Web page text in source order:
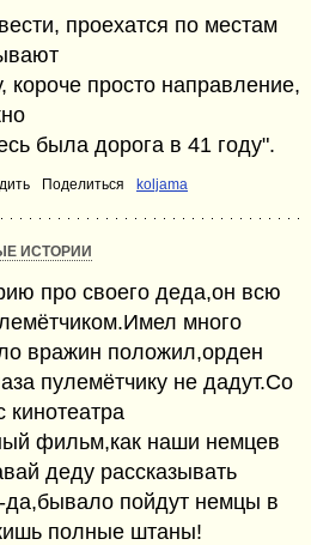
проехатся по местам
короче просто направление,
была дорога в 41 году".
Поделиться koljama
ИСТОРИИ
про своего деда,он всю
много
вражин положил,орден
пулемётчику не дадут.Со
фильм,как наши немцев
деду рассказывать
пойдут немцы в
полные штаны!